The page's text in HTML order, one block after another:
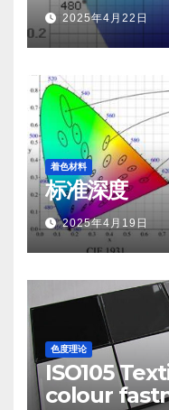
2025年4月22日
着色材料
标准深度
2025年4月19日
色度理论
ISO105
colour